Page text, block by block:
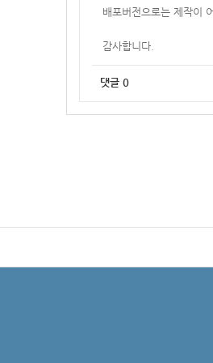
배포버전으로는 제작이
감사합니다.
댓글 0